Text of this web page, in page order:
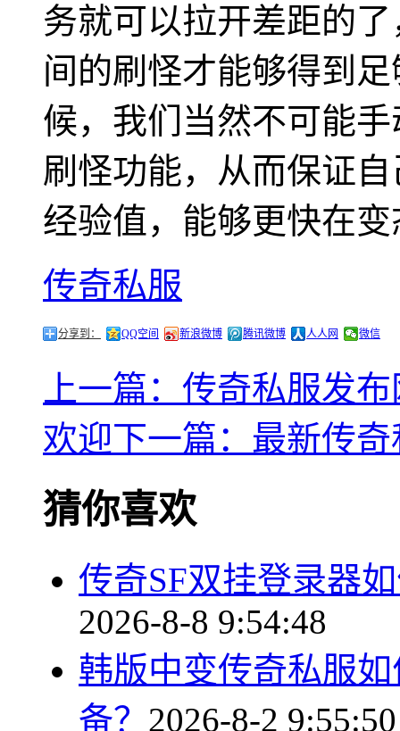
务就可以拉开差距的
间的刷怪才能够得到
候，我们当然不可能
刷怪功能，从而保证
经验值，能够更快在
传奇私服
分享到： QQ空间 新浪微博 腾讯微博 人人网 微信
上一篇：传奇私服发
欢迎下一篇：最新传
猜你喜欢
传奇SF双挂登录器
2026-8-8 9:54:48
韩版中变传奇私服
备？ 2026-8-2 9:55:50